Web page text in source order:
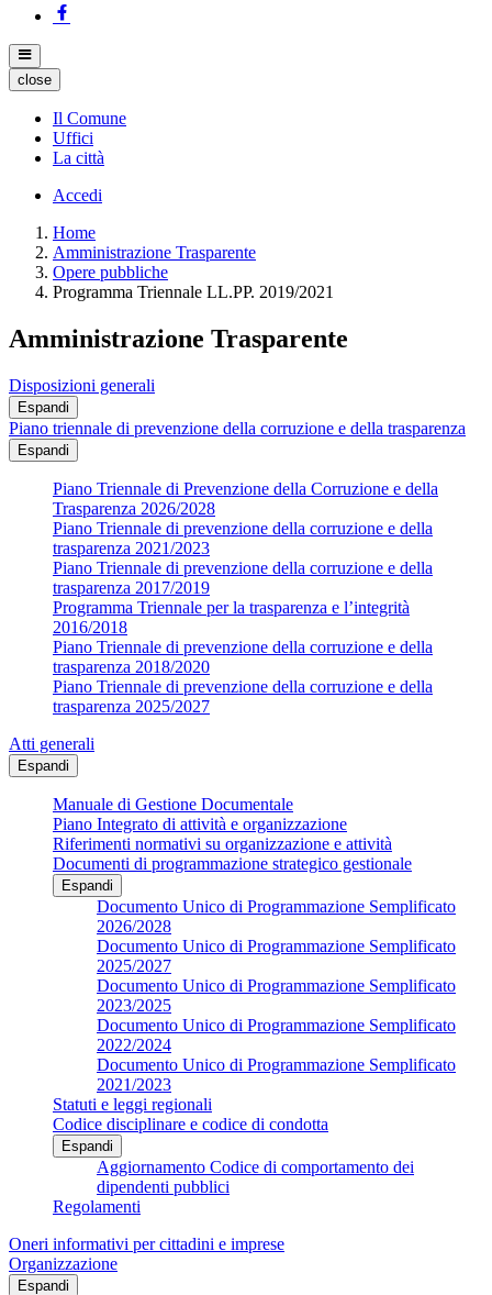
close
Il Comune
Uffici
La città
Accedi
Home
Amministrazione Trasparente
Opere pubbliche
Programma Triennale LL.PP. 2019/2021
Amministrazione Trasparente
Disposizioni generali
Espandi
Piano triennale di prevenzione della corruzione e della trasparenza
Espandi
Piano Triennale di Prevenzione della Corruzione e della
Trasparenza 2026/2028
Piano Triennale di prevenzione della corruzione e della
trasparenza 2021/2023
Piano Triennale di prevenzione della corruzione e della
trasparenza 2017/2019
Programma Triennale per la trasparenza e l’integrità
2016/2018
Piano Triennale di prevenzione della corruzione e della
trasparenza 2018/2020
Piano Triennale di prevenzione della corruzione e della
trasparenza 2025/2027
Atti generali
Espandi
Manuale di Gestione Documentale
Piano Integrato di attività e organizzazione
Riferimenti normativi su organizzazione e attività
Documenti di programmazione strategico gestionale
Espandi
Documento Unico di Programmazione Semplificato
2026/2028
Documento Unico di Programmazione Semplificato
2025/2027
Documento Unico di Programmazione Semplificato
2023/2025
Documento Unico di Programmazione Semplificato
2022/2024
Documento Unico di Programmazione Semplificato
2021/2023
Statuti e leggi regionali
Codice disciplinare e codice di condotta
Espandi
Aggiornamento Codice di comportamento dei
dipendenti pubblici
Regolamenti
Oneri informativi per cittadini e imprese
Organizzazione
Espandi